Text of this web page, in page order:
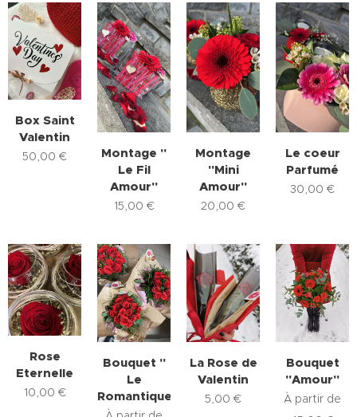
Box Saint
Valentin
50,00 €
Montage "
Le Fil
Amour"
15,00 €
Montage
"Mini
Amour"
20,00 €
Le coeur
Parfumé
30,00 €
Rose
Eternelle
10,00 €
Bouquet "
Le
Romantique"
La Rose de
Valentin
5,00 €
Bouquet
"Amour"
À partir de